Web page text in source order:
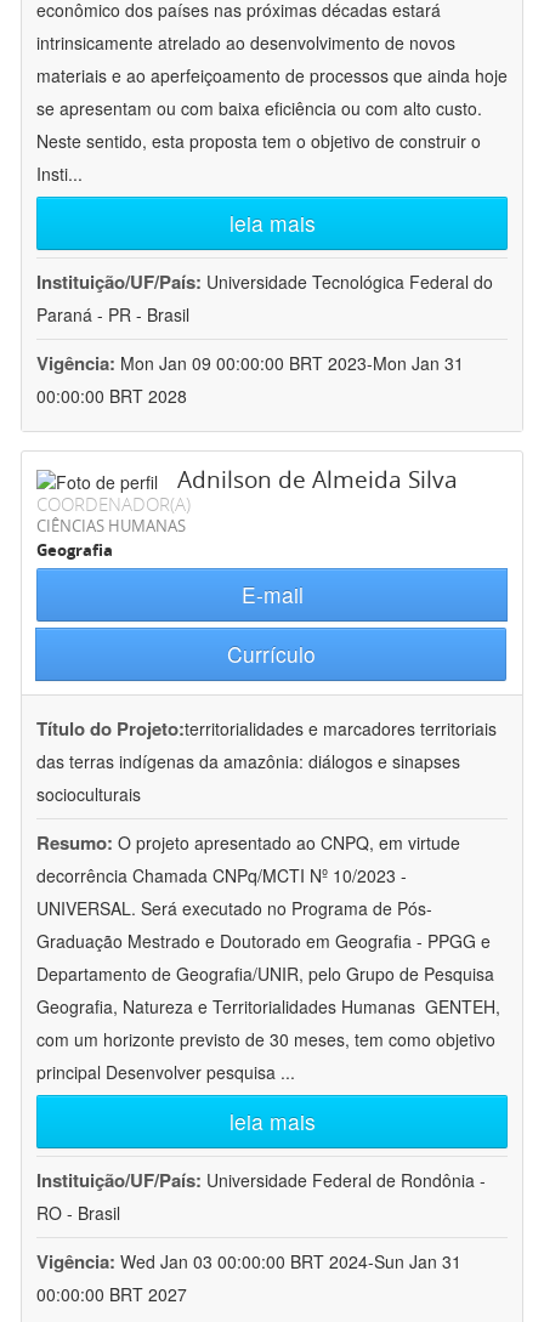
econômico dos países nas próximas décadas estará
intrinsicamente atrelado ao desenvolvimento de novos
materiais e ao aperfeiçoamento de processos que ainda hoje
se apresentam ou com baixa eficiência ou com alto custo.
Neste sentido, esta proposta tem o objetivo de construir o
Insti...
leia mais
Instituição/UF/País: Universidade Tecnológica Federal do
Paraná - PR - Brasil
Vigência: Mon Jan 09 00:00:00 BRT 2023-Mon Jan 31
00:00:00 BRT 2028
Adnilson de Almeida Silva
COORDENADOR(A)
CIÊNCIAS HUMANAS
Geografia
E-mail
Currículo
Título do Projeto:territorialidades e marcadores territoriais
das terras indígenas da amazônia: diálogos e sinapses
socioculturais
Resumo: O projeto apresentado ao CNPQ, em virtude
decorrência Chamada CNPq/MCTI Nº 10/2023 -
UNIVERSAL. Será executado no Programa de Pós-
Graduação Mestrado e Doutorado em Geografia - PPGG e
Departamento de Geografia/UNIR, pelo Grupo de Pesquisa
Geografia, Natureza e Territorialidades Humanas  GENTEH,
com um horizonte previsto de 30 meses, tem como objetivo
principal Desenvolver pesquisa ...
leia mais
Instituição/UF/País: Universidade Federal de Rondônia -
RO - Brasil
Vigência: Wed Jan 03 00:00:00 BRT 2024-Sun Jan 31
00:00:00 BRT 2027